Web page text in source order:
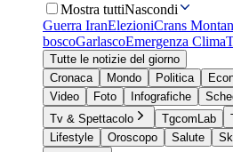
Mostra tuttiNascondi
Guerra IranElezioniCrans
boscoGarlascoEmergenza Clima
Tutte le notizie del giorno
Cronaca
Mondo Politica
Video
Foto Infografiche
Tv & Spettacolo
TgcomLab
Lifestyle
Oroscopo Salute